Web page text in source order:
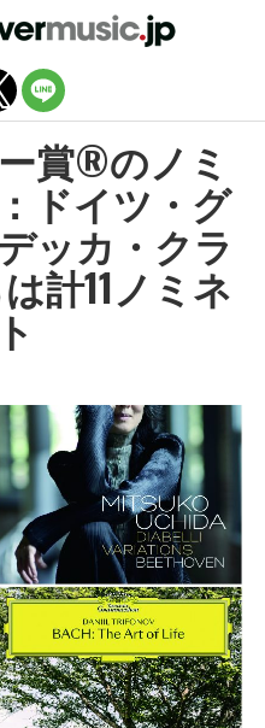
賞︎®️のノミ
ドイツ・グ
ッカ・クラ
計11ノミネ
ョンを終了